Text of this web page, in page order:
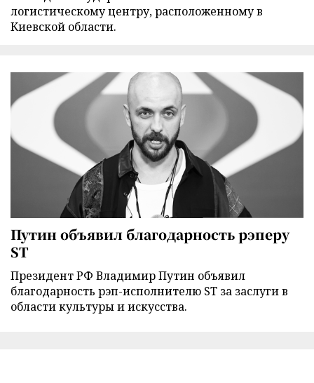
логистическому центру, расположенному в
Киевской области.
Путин объявил благодарность рэперу
ST
Президент РФ Владимир Путин объявил
благодарность рэп-исполнителю ST за заслуги в
области культуры и искусства.